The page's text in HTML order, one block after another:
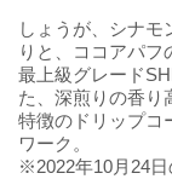
しょうが、シナ
りと、ココアパフ
最上級グレード
た、深煎りの香り
特徴のドリップコ
ワーク。
※2022年10月24